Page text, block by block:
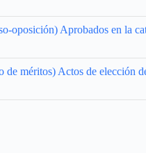
oposición) Aprobados en la
de méritos) Actos de elección